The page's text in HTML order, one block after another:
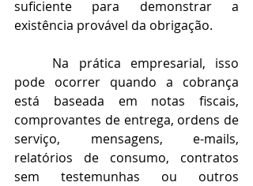
suficiente para demonstrar a
existência provável da obrigação.
pode ocorrer quando a cobrança
está baseada em notas fiscais,
comprovantes de entrega, ordens de
serviço, mensagens, e-mails,
relatórios de consumo, contratos
sem testemunhas ou outros